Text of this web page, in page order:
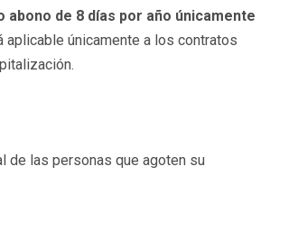
abono de 8 días por año únicamente
aplicable únicamente a los contratos
de las personas que agoten su